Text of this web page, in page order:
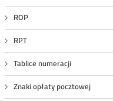
ROP
RPT
Tablice numeracji
Znaki opłaty pocztowej